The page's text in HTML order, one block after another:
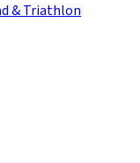
& Triathlon